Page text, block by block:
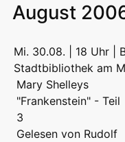
August
Mi. 30.08. | 18 Uhr |
Stadtbibliothek am
Mary Shelleys
"Frankenstein" - Teil
3
Gelesen von Rudolf